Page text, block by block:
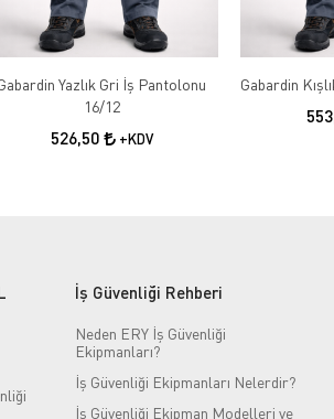
Yazlık Gri İş Pantolonu
16/12
526,50 +KDV
İş Güvenliği Rehberi
Neden ERY İş Güvenliği
Ekipmanları?
İş Güvenliği Ekipmanları Nelerdir?
İş Güvenliği Ekipman Modelleri ve